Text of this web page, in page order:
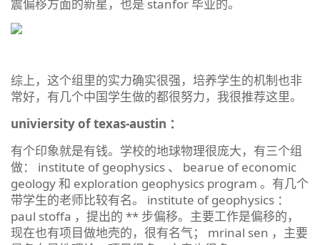
震偏移方面的新星，也是 stanfor 毕业的。
综上，这个组里的实力确实很强，培养学生的机制也非
常好，有几个中国学生做的都很努力，我很推荐这里。
univiersity of texas-austin ：
有个印象就是有钱。学校的地球物理很庞大，有三个组
做： institute of geophysics 、 bearue of economic
geology 和 exploration geophysics program 。有几个
带学生的老师比较有名。 institute of geophysics ：
paul stoffa ，提出的 ** 步偏移。主要工作是偏移的，
现在也有项目做地壳的，很有名气； mrinal sen ，主要